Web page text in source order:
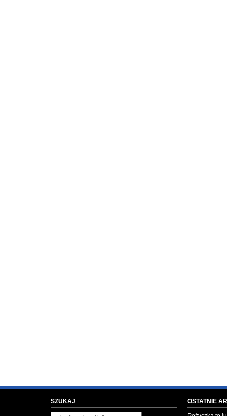
SZUKAJ OSTATNIE